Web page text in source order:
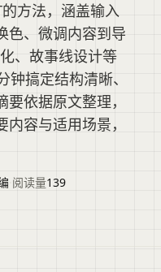
方法，涵盖输入
色、微调内容到导
、故事线设计等
搞定结构清晰、
依据原文整理，
容与适用场景，
阅读量139